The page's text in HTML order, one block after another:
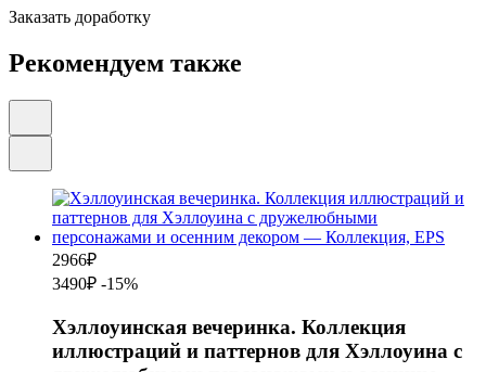
Заказать доработку
Рекомендуем также
2966₽
3490₽ -15%
Хэллоуинская вечеринка. Коллекция
иллюстраций и паттернов для Хэллоуина с